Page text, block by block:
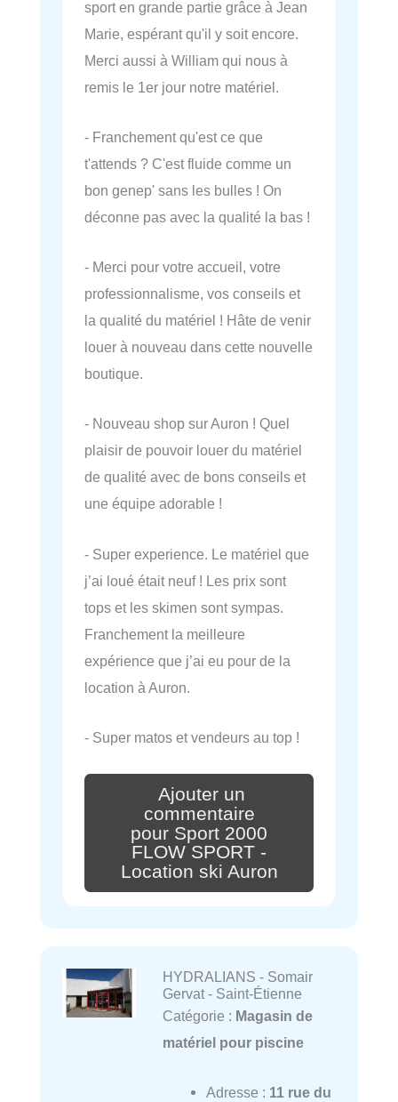
sport en grande partie grâce à Jean
Marie, espérant qu'il y soit encore.
Merci aussi à William qui nous à
remis le 1er jour notre matériel.
- Franchement qu'est ce que
t'attends ? C'est fluide comme un
bon genep' sans les bulles ! On
déconne pas avec la qualité la bas !
- Merci pour votre accueil, votre
professionnalisme, vos conseils et
la qualité du matériel ! Hâte de venir
louer à nouveau dans cette nouvelle
boutique.
- Nouveau shop sur Auron ! Quel
plaisir de pouvoir louer du matériel
de qualité avec de bons conseils et
une équipe adorable !
- Super experience. Le matériel que
j’ai loué était neuf ! Les prix sont
tops et les skimen sont sympas.
Franchement la meilleure
expérience que j’ai eu pour de la
location à Auron.
- Super matos et vendeurs au top !
Ajouter un
commentaire
pour Sport 2000
FLOW SPORT -
Location ski Auron
HYDRALIANS - Somair
Gervat - Saint-Étienne
Catégorie : Magasin de
matériel pour piscine
Adresse : 11 rue du